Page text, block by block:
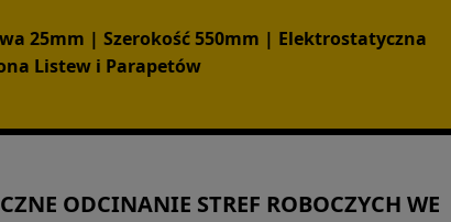
25mm | Szerokość 550mm | Elektrostatyczna
Listew i Parapetów
ODCINANIE STREF ROBOCZYCH WE